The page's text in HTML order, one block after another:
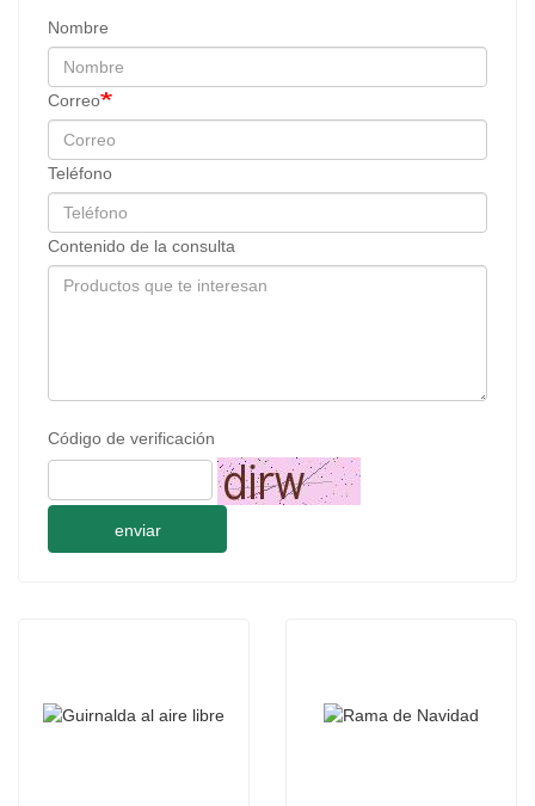
Nombre
Correo
Teléfono
Contenido de la consulta
Código de verificación
enviar